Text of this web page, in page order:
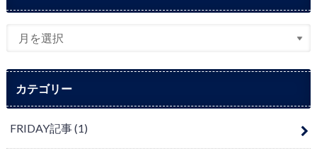
カテゴリー
FRIDAY記事(1)